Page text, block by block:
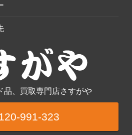
品、買取専門店さすがや
991-323